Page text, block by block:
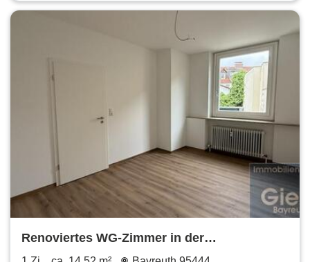
Renoviertes WG-Zimmer in der
Fußgängerzone